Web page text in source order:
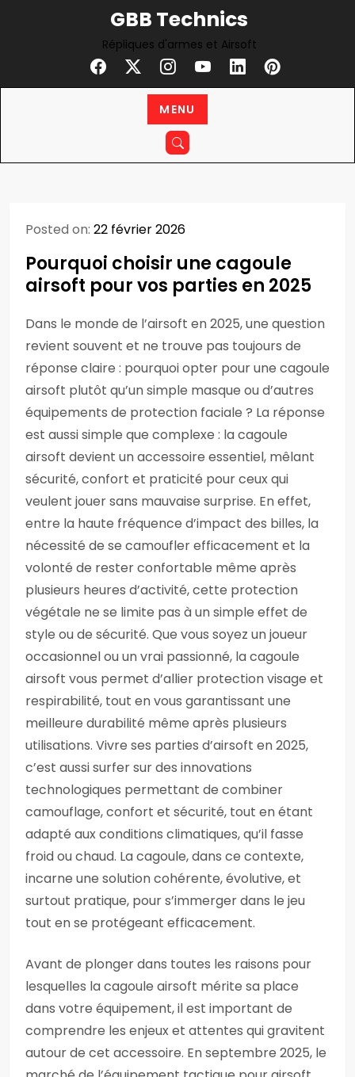
GBB Technics
Répliques d'armes et Airsoft
MENU
Posted on: 22 février 2026
Pourquoi choisir une cagoule
airsoft pour vos parties en 2025
Dans le monde de l’airsoft en 2025, une question
revient souvent et ne trouve pas toujours de
réponse claire : pourquoi opter pour une cagoule
airsoft plutôt qu’un simple masque ou d’autres
équipements de protection faciale ? La réponse
est aussi simple que complexe : la cagoule
airsoft devient un accessoire essentiel, mêlant
sécurité, confort et praticité pour ceux qui
veulent jouer sans mauvaise surprise. En effet,
entre la haute fréquence d’impact des billes, la
nécessité de se camoufler efficacement et la
volonté de rester confortable même après
plusieurs heures d’activité, cette protection
végétale ne se limite pas à un simple effet de
style ou de sécurité. Que vous soyez un joueur
occasionnel ou un vrai passionné, la cagoule
airsoft vous permet d’allier protection visage et
respirabilité, tout en vous garantissant une
meilleure durabilité même après plusieurs
utilisations. Vivre ses parties d’airsoft en 2025,
c’est aussi surfer sur des innovations
technologiques permettant de combiner
camouflage, confort et sécurité, tout en étant
adapté aux conditions climatiques, qu’il fasse
froid ou chaud. La cagoule, dans ce contexte,
incarne une solution cohérente, évolutive, et
surtout pratique, pour s’immerger dans le jeu
tout en se protégeant efficacement.
Avant de plonger dans toutes les raisons pour
lesquelles la cagoule airsoft mérite sa place
dans votre équipement, il est important de
comprendre les enjeux et attentes qui gravitent
autour de cet accessoire. En septembre 2025, le